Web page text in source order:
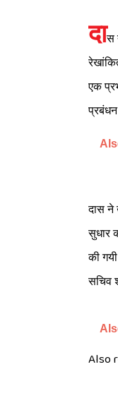
दास
एक
दास ने
सुधार
की
सचिव
Also